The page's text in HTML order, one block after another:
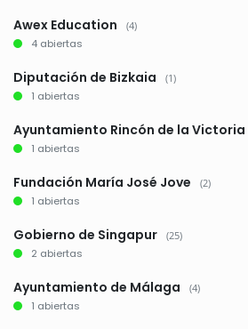
Awex Education (4)
4 abiertas
Diputación de Bizkaia (1)
1 abiertas
Ayuntamiento Rincón de la Victoria
1 abiertas
Fundación María José Jove (2)
1 abiertas
Gobierno de Singapur (25)
2 abiertas
Ayuntamiento de Málaga (4)
1 abiertas